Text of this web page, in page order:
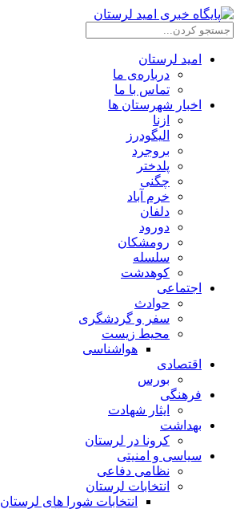
امید لرستان
درباره‌ی ما
تماس با ما
اخبار شهرستان ها
ازنا
الیگودرز
بروجرد
پلدختر
چگنی
خرم آباد
دلفان
دورود
رومشکان
سلسله
کوهدشت
اجتماعی
حوادث
سفر و گردشگری
محیط زیست
هواشناسی
اقتصادی
بورس
فرهنگی
ایثار شهادت
بهداشت
کرونا در لرستان
سیاسی و امنیتی
نظامی دفاعی
انتخابات لرستان
انتخابات شورا های لرستان